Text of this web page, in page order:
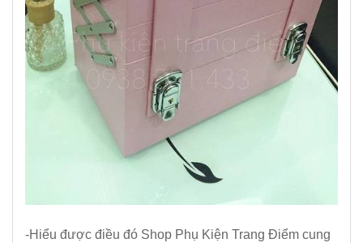
-Hiểu được điều đó Shop Phụ Kiện Trang Điểm cung